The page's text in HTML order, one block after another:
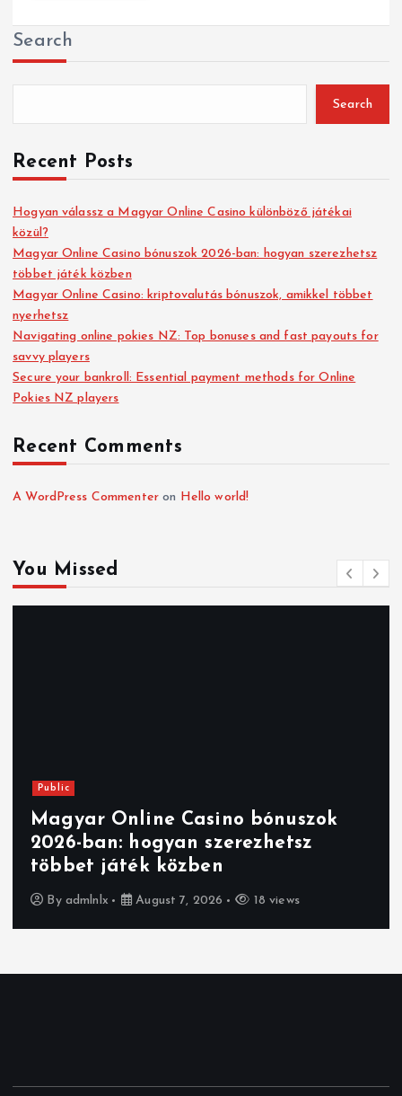
Search
Search
Recent Posts
Hogyan válassz a Magyar Online Casino különböző játékai
közül?
Magyar Online Casino bónuszok 2026-ban: hogyan szerezhetsz
többet játék közben
Magyar Online Casino: kriptovalutás bónuszok, amikkel többet
nyerhetsz
Navigating online pokies NZ: Top bonuses and fast payouts for
savvy players
Secure your bankroll: Essential payment methods for Online
Pokies NZ players
Recent Comments
A WordPress Commenter on Hello world!
You Missed
Public
Magyar Online Casino bónuszok
2026-ban: hogyan szerezhetsz
többet játék közben
By admlnlx August 7, 2026 18 views